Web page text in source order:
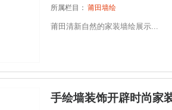
所属栏目： 莆田墙绘
莆田清新自然的家装墙绘展示...
手绘墙装饰开辟时尚家